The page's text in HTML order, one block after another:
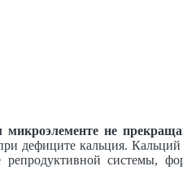
не
дефиците кальция.
системы,